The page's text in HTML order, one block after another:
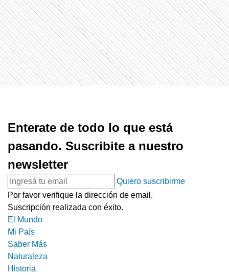
Enterate de todo lo que está
pasando. Suscribite a nuestro
newsletter
Quiero suscribirme
Por favor verifique la dirección de email.
Suscripción realizada con éxito.
El Mundo
Mi País
Saber Más
Naturaleza
Historia